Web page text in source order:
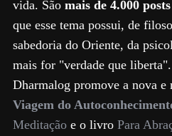
vida. São mais de 4.000 posts
que esse tema possui, de
sabedoria do Oriente, da
mais for "verdade que
Dharmalog promove a nova e
Viagem do
Meditaçãoe o livro Para